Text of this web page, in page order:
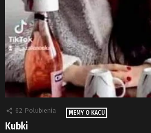
62 Polubienia MEMY O KACU
Kubki